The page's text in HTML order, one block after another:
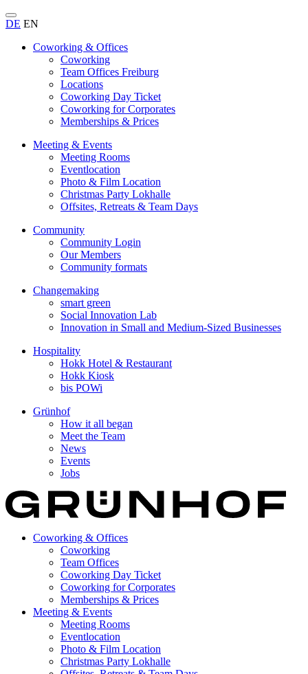
DE EN
Coworking & Offices
Coworking
Team Offices Freiburg
Locations
Coworking Day Ticket
Coworking for Corporates
Memberships & Prices
Meeting & Events
Meeting Rooms
Eventlocation
Photo & Film Location
Christmas Party Lokhalle
Offsites, Retreats & Team Days
Community
Community Login
Our Members
Community formats
Changemaking
smart green
Social Innovation Lab
Innovation in Small and Medium-Sized Businesses
Hospitality
Hokk Hotel & Restaurant
Hokk Kiosk
bis POWi
Grünhof
How it all began
Meet the Team
News
Events
Jobs
Coworking & Offices
Coworking
Team Offices
Coworking Day Ticket
Coworking for Corporates
Memberships & Prices
Meeting & Events
Meeting Rooms
Eventlocation
Photo & Film Location
Christmas Party Lokhalle